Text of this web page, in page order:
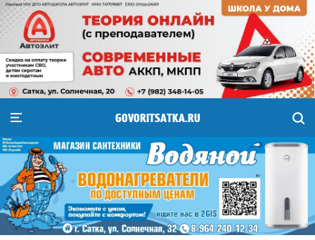
GOVORITSATKA.RU